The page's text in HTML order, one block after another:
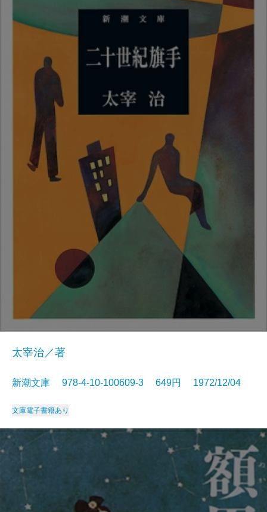
太宰治／著
新潮文庫 978-4-10-100609-3 649円 1972/12/04
文庫電子書籍あり